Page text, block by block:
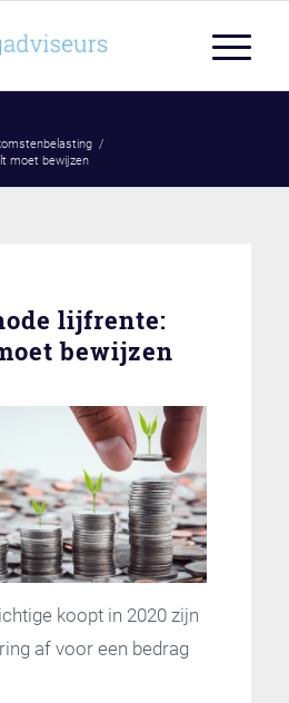
/
moet bewijzen
lijfrente:
bewijzen
koopt in 2020 zijn
af voor een bedrag